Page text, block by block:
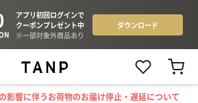
影響に伴うお荷物のお届け停止・遅延について